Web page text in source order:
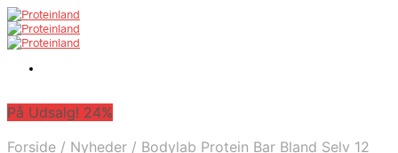
På Udsalg! 24%
Forside / Nyheder / Bodylab Protein Bar Bland Selv 12